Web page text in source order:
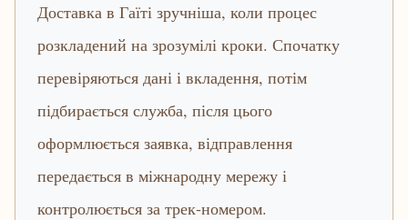
Доставка в Гаїті зручніша, коли процес
розкладений на зрозумілі кроки. Спочатку
перевіряються дані і вкладення, потім
підбирається служба, після цього
оформлюється заявка, відправлення
передається в міжнародну мережу і
контролюється за трек-номером.